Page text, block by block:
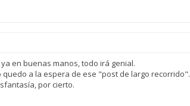
en buenas manos, todo irá genial.
a la espera de ese "post de largo recorrido".
por cierto.